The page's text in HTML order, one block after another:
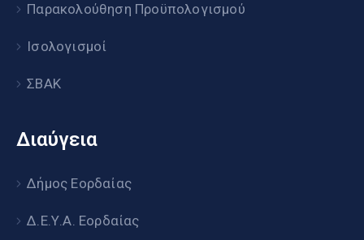
Παρακολούθηση Προϋπολογισμού
Ισολογισμοί
ΣΒΑΚ
Διαύγεια
Δήμος Εορδαίας
Δ.Ε.Υ.Α. Εορδαίας